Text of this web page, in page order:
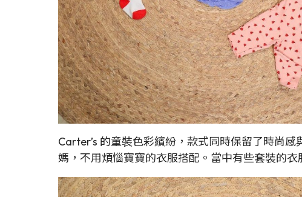
Carter’s 的童裝色彩繽紛，款式同時保留了時尚
媽，不用煩惱寶寶的衣服搭配。當中有些套裝的